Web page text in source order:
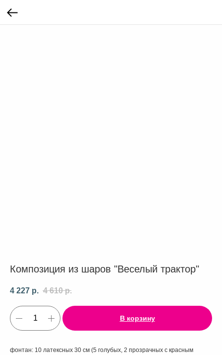
Композиция из шаров "Веселый трактор"
4 227 р. 4 610 р.
В корзину
фонтан: 10 латексных 30 см (5 голубых, 2 прозрачных с красным